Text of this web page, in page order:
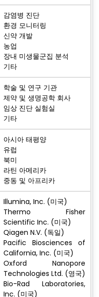
감염병 진단
환경 모니터링
신약 개발
농업
장내 미생물군집 분석
기타
학술 및 연구 기관
제약 및 생명공학 회사
임상 진단 실험실
기타
아시아 태평양
유럽
북미
라틴 아메리카
중동 및 아프리카
Illumina, Inc. (미국)
Thermo Fisher
Scientific Inc. (미국)
Qiagen N.V. (독일)
Pacific Biosciences of
California, Inc. (미국)
Oxford Nanopore
Technologies Ltd. (영국)
Bio-Rad Laboratories,
Inc. (미국)